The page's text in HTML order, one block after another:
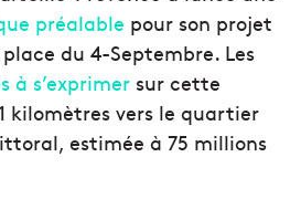
préalable pour son projet
du 4-Septembre. Les
à s’exprimer sur cette
kilomètres vers le quartier
estimée à 75 millions